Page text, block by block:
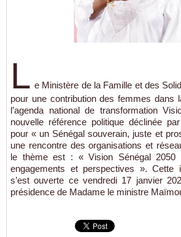
L e Ministère de la Famille et des
pour une contribution des femmes
l’agenda national de transformation
nouvelle référence politique déclinée
pour « un Sénégal souverain, juste et
une rencontre des organisations et
le thème est : « Vision Sénégal 2050
engagements et perspectives ». Cette
s’est ouverte ce vendredi 17 janvier
présidence de Madame le ministre